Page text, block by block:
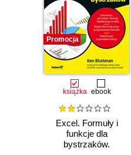
Promocja
książka ebook
Excel. Formuły i
funkcje dla
bystrzaków.